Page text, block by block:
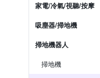
家電/冷氣/視聽/按摩
吸塵器/掃地機
掃地機器人
掃地機